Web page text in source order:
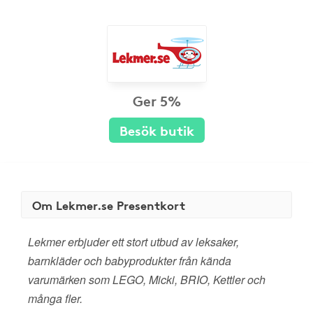
Ger 5%
Besök butik
Om Lekmer.se Presentkort
Lekmer erbjuder ett stort utbud av leksaker,
barnkläder och babyprodukter från kända
varumärken som LEGO, Micki, BRIO, Kettler och
många fler.